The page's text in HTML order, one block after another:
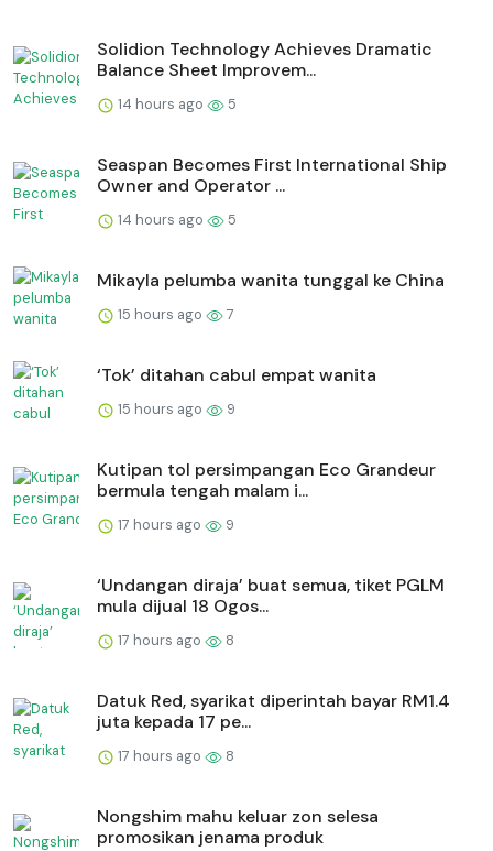
Solidion Technology Achieves Dramatic
Balance Sheet Improvem...
14 hours ago 5
Seaspan Becomes First International Ship
Owner and Operator ...
14 hours ago 5
Mikayla pelumba wanita tunggal ke China
15 hours ago 7
‘Tok’ ditahan cabul empat wanita
15 hours ago 9
Kutipan tol persimpangan Eco Grandeur
bermula tengah malam i...
17 hours ago 9
‘Undangan diraja’ buat semua, tiket PGLM
mula dijual 18 Ogos...
17 hours ago 8
Datuk Red, syarikat diperintah bayar RM1.4
juta kepada 17 pe...
17 hours ago 8
Nongshim mahu keluar zon selesa
promosikan jenama produk